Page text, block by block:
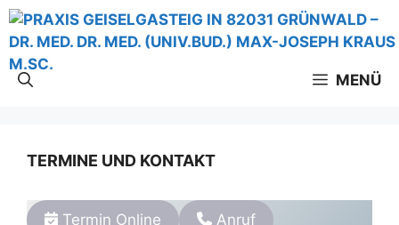
Zum
Inhalt
springen
MENÜ
TERMINE UND KONTAKT
Termin Online Anruf